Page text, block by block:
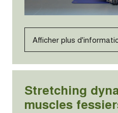
Afficher plus
Stretching
muscles